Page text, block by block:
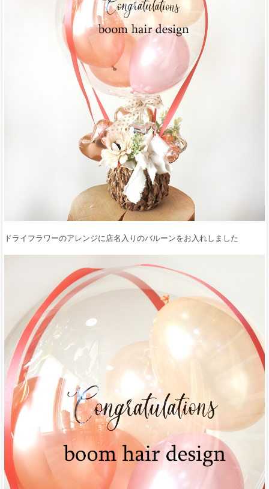
ドライフラワーのアレンジに店名入りのバルーンをお入れしました